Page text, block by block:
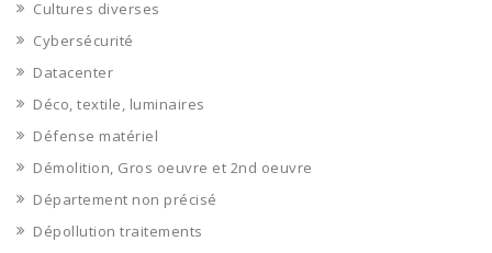
Cultures diverses
Cybersécurité
Datacenter
Déco, textile, luminaires
Défense matériel
Démolition, Gros oeuvre et 2nd oeuvre
Département non précisé
Dépollution traitements